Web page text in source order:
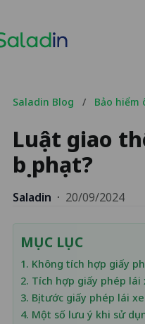
Saladin Blog / Bảo hiểm
Luật giao
bị phạt?
Saladin · 20/09/2024
MỤC LỤC
1. Không tích hợp giấy
2. Tích hợp giấy phép
3. Bị tước giấy phép lái
4. Một số lưu ý khi sử